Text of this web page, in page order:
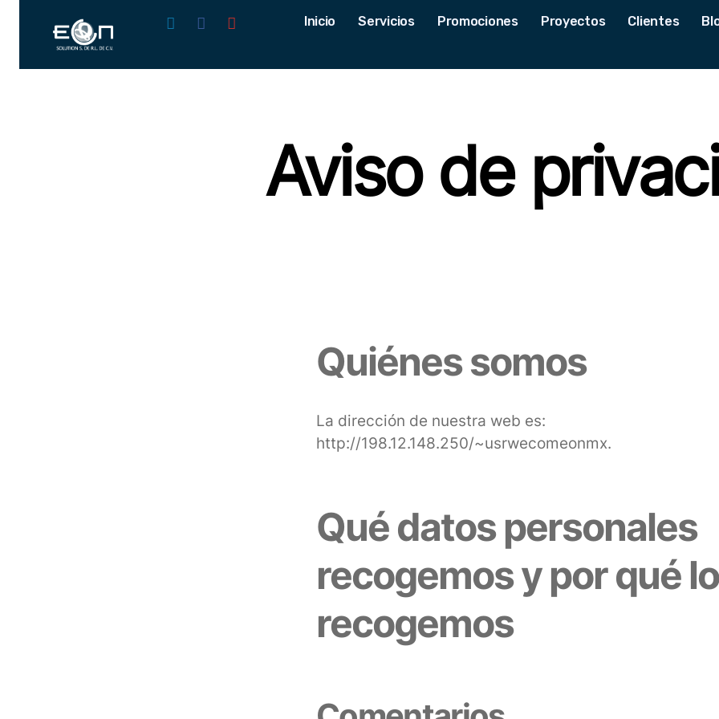
Inicio Servicios Promociones Proyectos Clientes
Aviso de
Quiénes somos
La dirección de nuestra web es:
http://198.12.148.250/~usrwecomeonmx.
Qué datos personales
recogemos y por qué
recogemos